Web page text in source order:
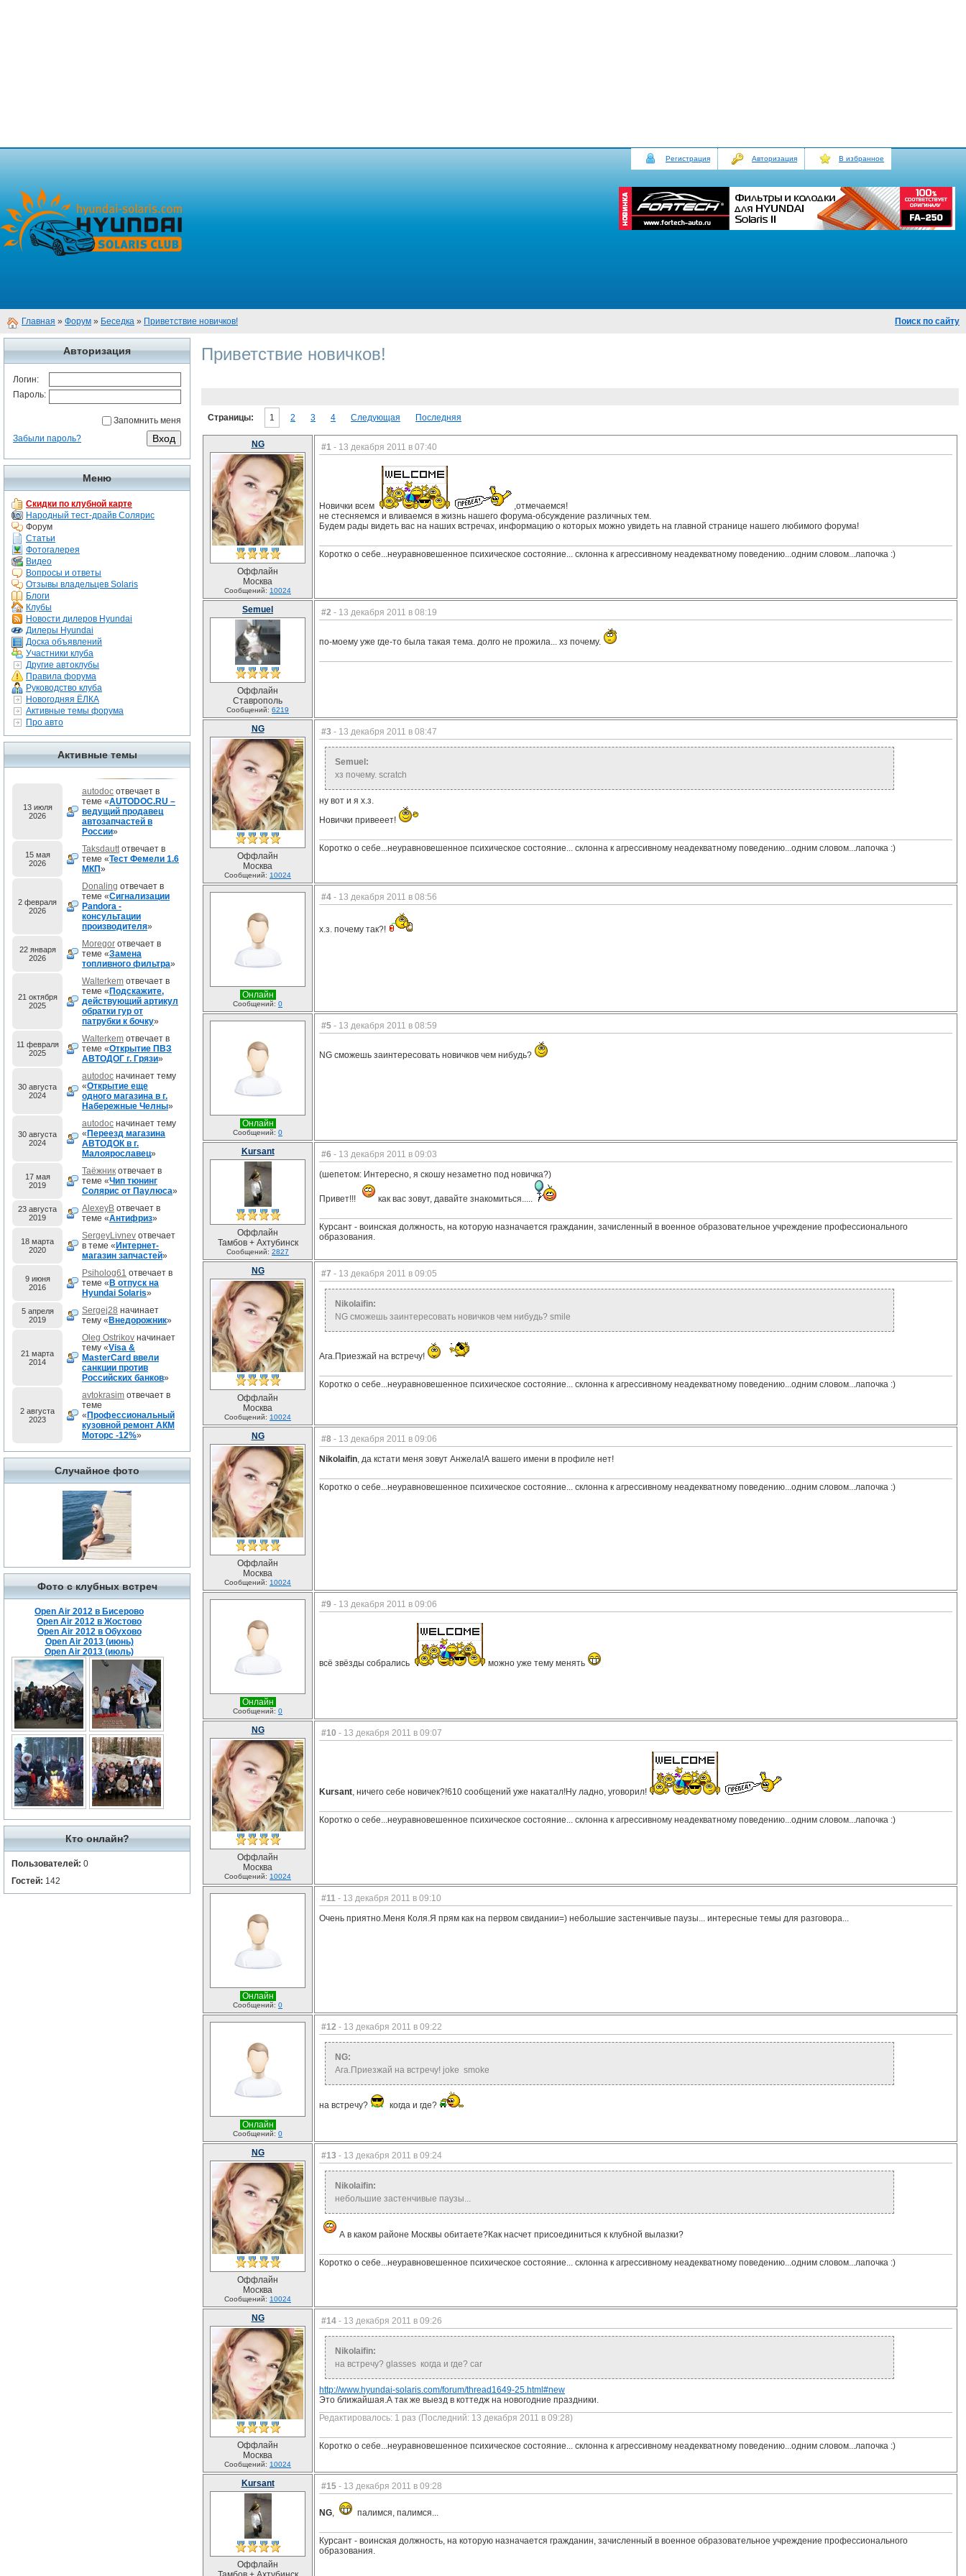
Регистрация Авторизация В избранное
Главная » Форум » Беседка » Приветствие новичков! Поиск по сайту
Авторизация
Логин:
Пароль:
Запомнить меня
Забыли пароль?
Меню
Скидки по клубной карте
Народный тест-драйв Солярис
Форум
Статьи
Фотогалерея
Видео
Вопросы и ответы
Отзывы владельцев Solaris
Блоги
Клубы
Новости дилеров Hyundai
Дилеры Hyundai
Доска объявлений
Участники клуба
Другие автоклубы
Правила форума
Руководство клуба
Новогодняя ЁЛКА
Активные темы форума
Про авто
Активные темы
13 июля
2026
autodoc отвечает в
теме «AUTODOC.RU –
ведущий продавец
автозапчастей в
России»
15 мая
2026
Taksdauttотвечает в
теме «Тест Фемели 1.6
МКП»
2 февраля
2026
Donaling отвечает в
теме «Сигнализации
Pandora -
консультации
производителя»
22 января
2026
Moregor отвечает в
теме «Замена
топливного фильтра»
21 октября
2025
Walterkem отвечает в
теме « Подскажите,
действующий артикул
обратки гур от
патрубки к бочку»
11 февраля
2025
Walterkem отвечает в
теме «Открытие ПВЗ
АВТОДОГ г. Грязи»
30 августа
2024
autodoc начинает тему
«Открытие еще
одного магазина в г.
Набережные Челны»
30 августа
2024
autodoc начинает тему
« Переезд магазина
АВТОДОК в г.
Малоярославец»
17 мая
2019
Таёжник отвечает в
теме «Чип тюнинг
Солярис от Паулюса»
23 августа
2019
AlexeyB отвечает в
теме «Антифриз»
18 марта
2020
SergeyLivnev отвечает
в теме « Интернет-
магазин запчастей»
9 июня
2016
Psiholog61 отвечает в
теме « В отпуск на
Hyundai Solaris»
5 апреля
2019
Sergej28 начинает
тему « Внедорожник»
21 марта
2014
Oleg Ostrikov начинает
тему «Visa &
MasterCard ввели
санкции против
Российских банков»
2 августа
2023
avtokrasim отвечает в
теме
« Профессиональный
кузовной ремонт АКМ
Моторс -12%»
Случайное фото
Фото с клубных встреч
Open Air 2012 в Бисерово
Open Air 2012 в Жостово
Open Air 2012 в Обухово
Open Air 2013 (июнь)
Open Air 2013 (июль)
Кто онлайн?
Пользователей: 0
Гостей: 142
Приветствие новичков!
Страницы: 1 2 3 4 Следующая Последняя
NG
Оффлайн
Москва
Сообщений: 10024
#1 - 13 декабря 2011 в 07:40
Новички всем
,отмечаемся!
не стесняемся и вливаемся в жизнь нашего форума-обсуждение различных тем.
Будем рады видеть вас на наших встречах, информацию о которых можно увидеть на главной странице нашего любимого форума!
Коротко о себе...неуравновешенное психическое состояние... склонна к агрессивному неадекватному поведению...одним словом...лапочка :)
Semuel
Оффлайн
Ставрополь
Сообщений: 6219
#2 - 13 декабря 2011 в 08:19
по-моему уже где-то была такая тема. долго не прожила... хз почему.
NG
Оффлайн
Москва
Сообщений: 10024
#3 - 13 декабря 2011 в 08:47
Semuel:
хз почему. scratch
ну вот и я х.з.
Новички привееет!
Коротко о себе...неуравновешенное психическое состояние... склонна к агрессивному неадекватному поведению...одним словом...лапочка :)
Онлайн
Сообщений: 0
#4 - 13 декабря 2011 в 08:56
х.з. почему так?!
Онлайн
Сообщений: 0
#5 - 13 декабря 2011 в 08:59
NG сможешь заинтересовать новичков чем нибудь?
Kursant
Оффлайн
Тамбов + Ахтубинск
Сообщений: 2827
#6 - 13 декабря 2011 в 09:03
(шепетом: Интересно, я скошу незаметно под новичка?)
Привет!!! как вас зовут, давайте знакомиться.....
Курсант - воинская должность, на которую назначается гражданин, зачисленный в военное образовательное учреждение профессионального
образования.
NG
Оффлайн
Москва
Сообщений: 10024
#7 - 13 декабря 2011 в 09:05
Nikolaifin:
NG сможешь заинтересовать новичков чем нибудь? smile
Ага.Приезжай на встречу!
Коротко о себе...неуравновешенное психическое состояние... склонна к агрессивному неадекватному поведению...одним словом...лапочка :)
NG
Оффлайн
Москва
Сообщений: 10024
#8 - 13 декабря 2011 в 09:06
Nikolaifin, да кстати меня зовут Анжела!А вашего имени в профиле нет!
Коротко о себе...неуравновешенное психическое состояние... склонна к агрессивному неадекватному поведению...одним словом...лапочка :)
Онлайн
Сообщений: 0
#9 - 13 декабря 2011 в 09:06
всё звёзды собрались можно уже тему менять
NG
Оффлайн
Москва
Сообщений: 10024
#10 - 13 декабря 2011 в 09:07
Kursant, ничего себе новичек?!610 сообщений уже накатал!Ну ладно, уговорил!
Коротко о себе...неуравновешенное психическое состояние... склонна к агрессивному неадекватному поведению...одним словом...лапочка :)
Онлайн
Сообщений: 0
#11 - 13 декабря 2011 в 09:10
Очень приятно.Меня Коля.Я прям как на первом свидании=) небольшие застенчивые паузы... интересные темы для разговора...
Онлайн
Сообщений: 0
#12 - 13 декабря 2011 в 09:22
NG:
Ага.Приезжай на встречу! joke smoke
на встречу? когда и где?
NG
Оффлайн
Москва
Сообщений: 10024
#13 - 13 декабря 2011 в 09:24
Nikolaifin:
небольшие застенчивые паузы...
А в каком районе Москвы обитаете?Как насчет присоединиться к клубной вылазки?
Коротко о себе...неуравновешенное психическое состояние... склонна к агрессивному неадекватному поведению...одним словом...лапочка :)
NG
Оффлайн
Москва
Сообщений: 10024
#14 - 13 декабря 2011 в 09:26
Nikolaifin:
на встречу? glasses когда и где? car
http://www.hyundai-solaris.com/forum/thread1649-25.html#new
Это ближайшая.А так же выезд в коттедж на новогодние праздники.
Редактировалось: 1 раз (Последний: 13 декабря 2011 в 09:28)
Коротко о себе...неуравновешенное психическое состояние... склонна к агрессивному неадекватному поведению...одним словом...лапочка :)
Kursant
Оффлайн
#15 - 13 декабря 2011 в 09:28
NG, палимся, палимся...
Курсант - воинская должность, на которую назначается гражданин, зачисленный в военное образовательное учреждение профессионального
образования.